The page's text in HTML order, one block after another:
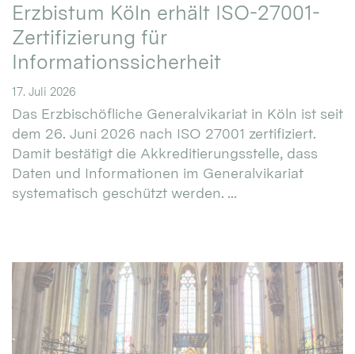
Erzbistum Köln erhält ISO-27001-
Zertifizierung für
Informationssicherheit
17. Juli 2026
Das Erzbischöfliche Generalvikariat in Köln ist seit
dem 26. Juni 2026 nach ISO 27001 zertifiziert.
Damit bestätigt die Akkreditierungsstelle, dass
Daten und Informationen im Generalvikariat
systematisch geschützt werden. ...